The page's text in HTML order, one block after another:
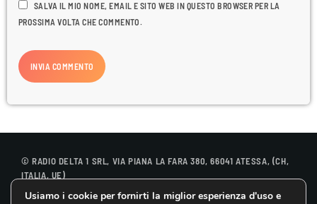
SALVA IL MIO NOME, EMAIL E SITO WEB IN QUESTO BROWSER PER LA
PROSSIMA VOLTA CHE COMMENTO.
© RADIO DELTA 1 SRL, VIA PIANA LA FARA 380, 66041 ATESSA, (CH,
ITALIA, UE)
CONTATTACI
Usiamo i cookie per fornirti la miglior esperienza d'uso e